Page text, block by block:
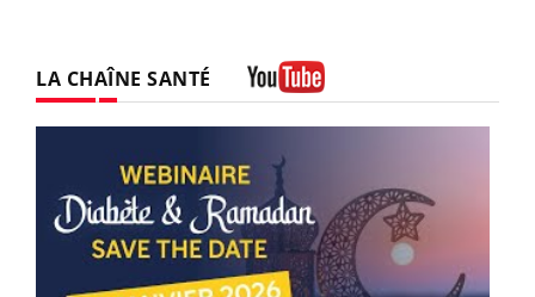
LA CHAÎNE SANTÉ